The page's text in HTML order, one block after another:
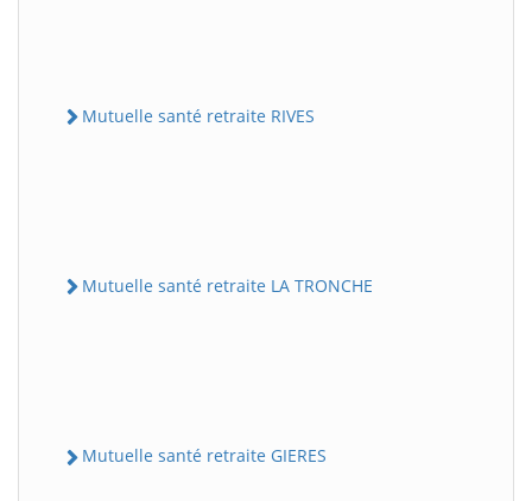
Mutuelle santé retraite RIVES
Mutuelle santé retraite LA TRONCHE
Mutuelle santé retraite GIERES